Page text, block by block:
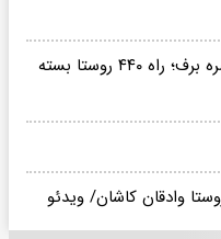
۶۰ درصد جمعیت دلفان در محاصره برف؛ راه ۴۴۰ روستا بسته
وادقان کاشان/ ویدئو